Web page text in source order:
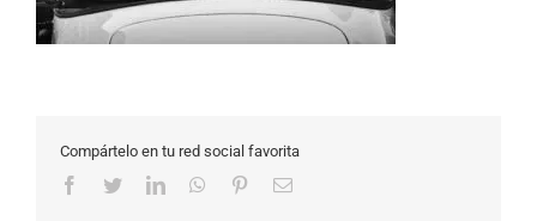
Compártelo en tu red social favorita
Facebook
TwitterLinkedInWhatsApp
PinterestCorreo